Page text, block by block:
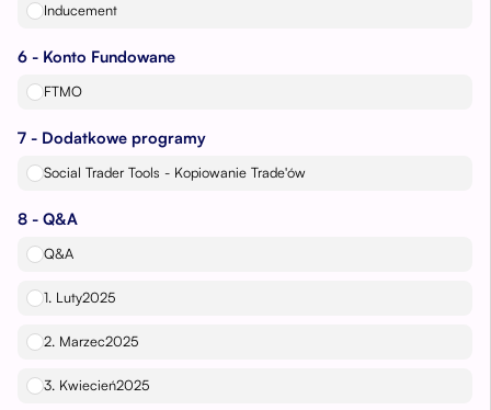
Inducement
6 - Konto Fundowane
FTMO
7 - Dodatkowe programy
Social Trader Tools - Kopiowanie Trade'ów
8 - Q&A
Q&A
1. Luty2025
2. Marzec2025
3. Kwiecień2025